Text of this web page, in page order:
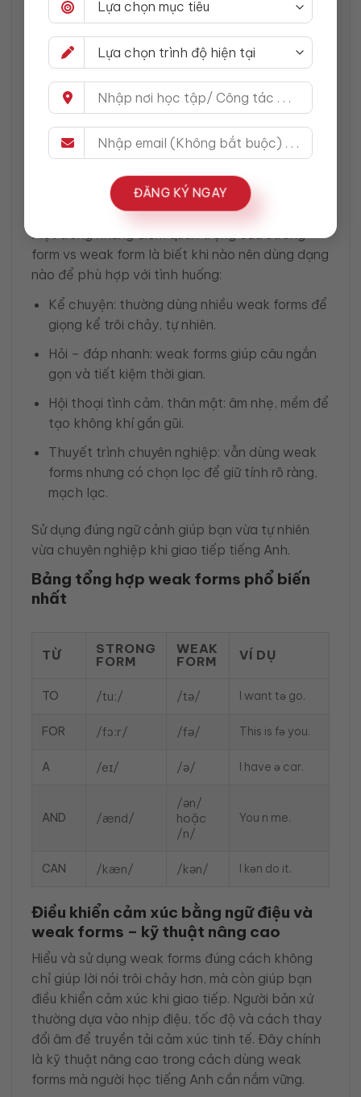
ĐĂNG KÝ NGAY
do → /də/
d. Đại từ
him → /ɪm/
her → /ə/
Việc nắm vững những dạng này sẽ giúp bạn nói
tự nhiên hơn, dễ bắt nhịp giống người bản xứ
trong giao tiếp hằng ngày.
Weak forms trong ngữ cảnh hội thoại
Một trong những điểm quan trọng của strong
form vs weak form là biết khi nào nên dùng dạng
nào để phù hợp với tình huống:
Kể chuyện: thường dùng nhiều weak forms để
giọng kể trôi chảy, tự nhiên.
Hỏi – đáp nhanh: weak forms giúp câu ngắn
gọn và tiết kiệm thời gian.
Hội thoại tình cảm, thân mật: âm nhẹ, mềm để
tạo không khí gần gũi.
Thuyết trình chuyên nghiệp: vẫn dùng weak
forms nhưng có chọn lọc để giữ tính rõ ràng,
mạch lạc.
Sử dụng đúng ngữ cảnh giúp bạn vừa tự nhiên
vừa chuyên nghiệp khi giao tiếp tiếng Anh.
Bảng tổng hợp weak forms phổ biến
nhất
TỪ
STRONG
FORM
WEAK
FORM
VÍ DỤ
TO /tuː/ /tə/ I want tə go.
FOR /fɔːr/ /fə/ This is fə you.
A /eɪ/ /ə/ I have ə car.
AND /ænd/
/ən/
hoặc
/n/
You n me.
CAN /kæn/ /kən/ I kən do it.
Điều khiển cảm xúc bằng ngữ điệu và
weak forms – kỹ thuật nâng cao
Hiểu và sử dụng weak forms đúng cách không
chỉ giúp lời nói trôi chảy hơn, mà còn giúp bạn
điều khiển cảm xúc khi giao tiếp. Người bản xứ
thường dựa vào nhịp điệu, tốc độ và cách thay
đổi âm để truyền tải cảm xúc tinh tế. Đây chính
là kỹ thuật nâng cao trong cách dùng weak
forms mà người học tiếng Anh cần nắm vững.